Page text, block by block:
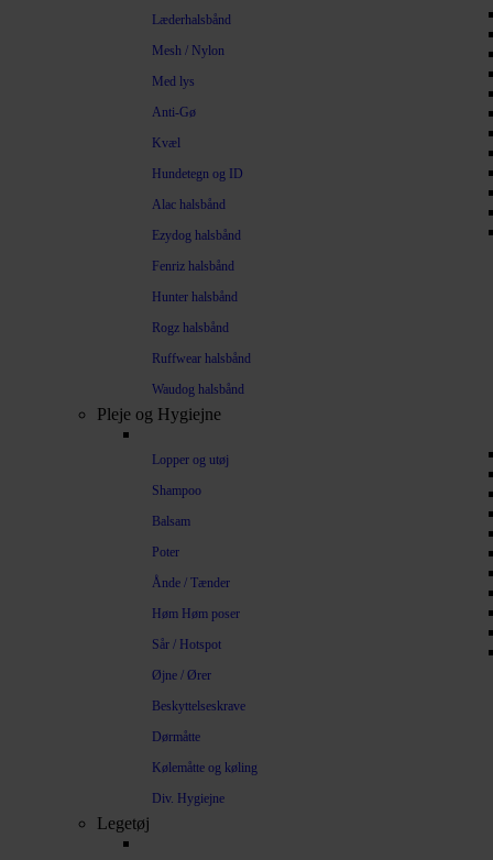
Læderhalsbånd
Mesh / Nylon
Med lys
Anti-Gø
Kvæl
Hundetegn og ID
Alac halsbånd
Ezydog halsbånd
Fenriz halsbånd
Hunter halsbånd
Rogz halsbånd
Ruffwear halsbånd
Waudog halsbånd
Pleje og Hygiejne
Lopper og utøj
Shampoo
Balsam
Poter
Ånde / Tænder
Høm Høm poser
Sår / Hotspot
Øjne / Ører
Beskyttelseskrave
Dørmåtte
Kølemåtte og køling
Div. Hygiejne
Legetøj